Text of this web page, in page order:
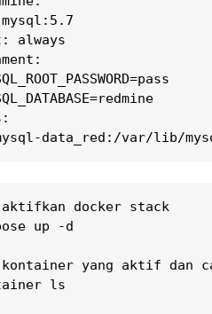
always
data_red:/var/lib/
aktifkan docker stack
up -d
kontainer yang aktif dan
ls